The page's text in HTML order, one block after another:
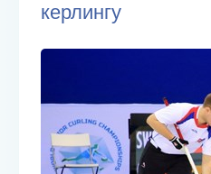
керлингу